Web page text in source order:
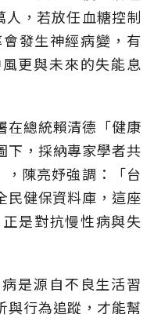
，若放任血糖控制
發生神經病變，有
更與未來的失能息
在總統賴清德「健康
下，採納專家學者共
陳亮妤強調：「台
民健保資料庫，這座
是對抗慢性病與失
是源自不良生活習
與行為追蹤，才能幫